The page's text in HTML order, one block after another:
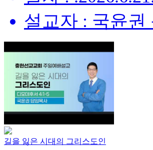
설교자 : 국윤권
길을 잃은 시대의 그리스도인